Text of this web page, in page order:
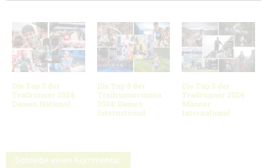
Die Top 5 der
Trailrunner 2024:
Damen National
Die Top 5 der
Trailrunnerinnen
2024: Damen
International
Die Top 5 der
Trailrunner 2024:
Männer
International
Schreibe einen Kommentar